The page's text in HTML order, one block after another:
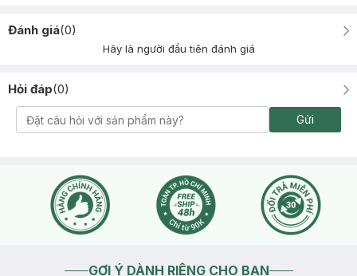
Đánh giá(0)
Hãy là người đầu tiên đánh giá
Hỏi đáp(0)
Gửi
GỢI Ý DÀNH RIÊNG CHO BẠN